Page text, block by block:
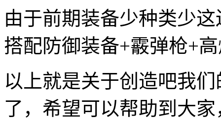
由于前期装备少种类少
搭配防御装备+霰弹枪+
以上就是关于创造吧我
了，希望可以帮助到大